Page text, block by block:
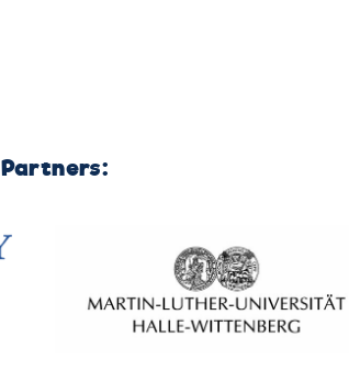
Partners: